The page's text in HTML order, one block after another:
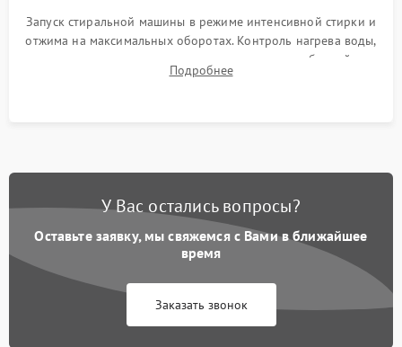
Запуск стиральной машины в режиме интенсивной стирки и
отжима на максимальных оборотах. Контроль нагрева воды,
корректности слива, отсутствия излишних вибраций,
посторонних стуков и протечек под корпусом.
Подробнее
У Вас остались вопросы?
Оставьте заявку, мы свяжемся с Вами в ближайшее
время
Заказать звонок